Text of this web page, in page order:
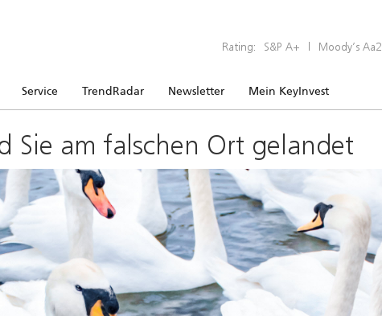
Rating: S&P A+ | Moody’s Aa2
Service TrendRadar Newsletter Mein KeyInvest
Sie am falschen Ort gelandet